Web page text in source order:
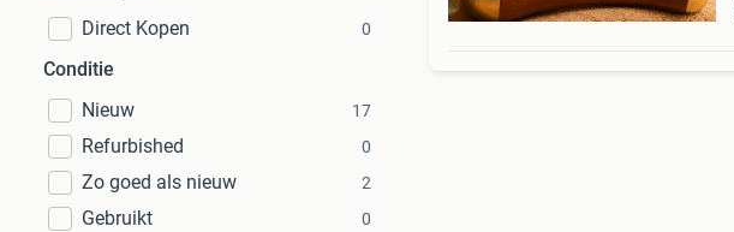
Direct Kopen
0
Conditie
Nieuw
17
Refurbished 0
Zo goed als nieuw 2
Gebruikt 0